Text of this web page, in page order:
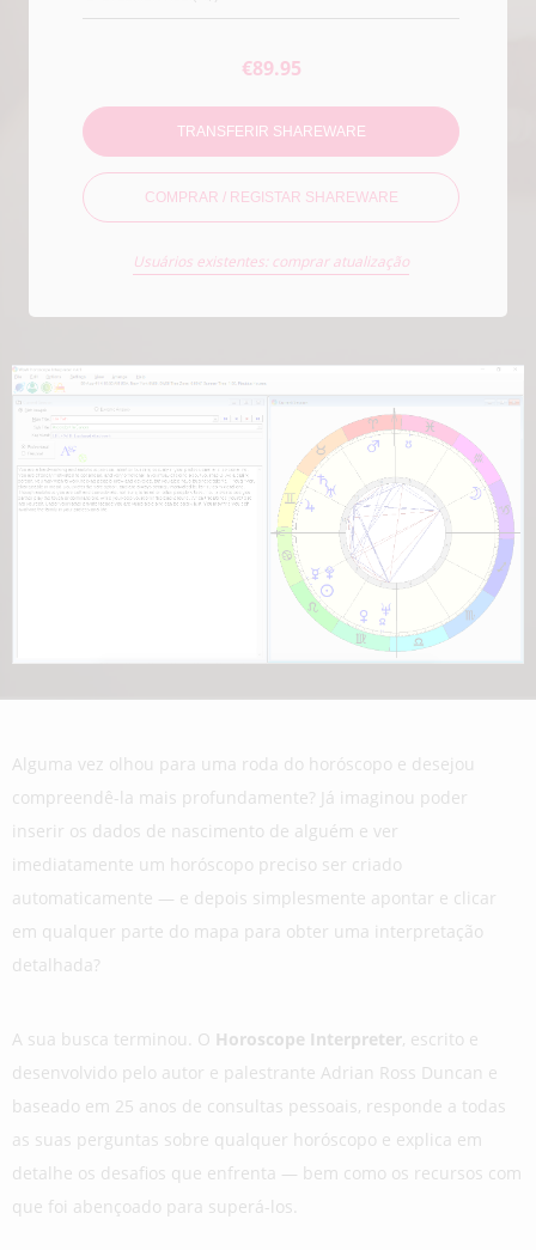
€89.95
TRANSFERIR SHAREWARE
COMPRAR / REGISTAR SHAREWARE
Usuários existentes: comprar atualização
Alguma vez olhou para uma roda do horóscopo e desejou
compreendê-la mais profundamente? Já imaginou poder
inserir os dados de nascimento de alguém e ver
imediatamente um horóscopo preciso ser criado
automaticamente — e depois simplesmente apontar e clicar
em qualquer parte do mapa para obter uma interpretação
detalhada?
A sua busca terminou. O Horoscope Interpreter, escrito e
desenvolvido pelo autor e palestrante Adrian Ross Duncan e
baseado em 25 anos de consultas pessoais, responde a todas
as suas perguntas sobre qualquer horóscopo e explica em
detalhe os desafios que enfrenta — bem como os recursos com
que foi abençoado para superá-los.